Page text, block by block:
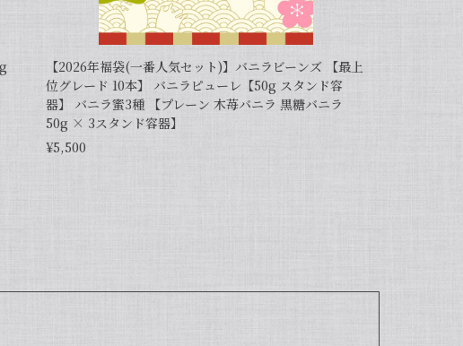
【バニラペーストよりワンランク上の天然の香り】【揮発成分が無いため加熱しても香りが揮発しない優れもの！】完全無添加・バニラピューレ（内容量：50 g）
は手間がかかるし、バニラペーストは添加物入っている
【2026年福袋(一番人気セット)】バニラビーンズ 【最上
位グレード 10本】 バニラピューレ【50g スタンド容
器】 バニラ蜜3種 【プレーン 木苺バニラ 黒糖バニラ
50g × 3スタンド容器】
¥5,500